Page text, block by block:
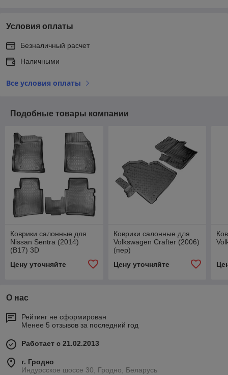
Условия оплаты
Безналичный расчет
Наличными
Все условия оплаты
Подобные товары компании
Коврики салонные для
Nissan Sentra (2014)
(B17) 3D
Цену уточняйте
Коврики салонные для
Volkswagen Crafter (2006)
(пер)
Цену уточняйте
О нас
Рейтинг не сформирован
Менее 5 отзывов за последний год
Работает с 21.02.2013
г. Гродно
Индурсское шоссе 30, Гродно, Беларусь